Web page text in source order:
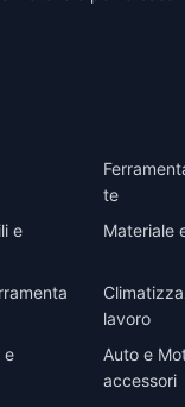
te
e
Materiale
lavoro
e
Auto e
accessori